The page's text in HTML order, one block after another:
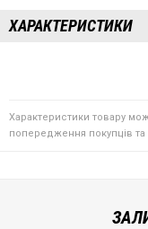
ХАРАКТЕРИСТИКИ
Характеристики товару
попередження покупців та